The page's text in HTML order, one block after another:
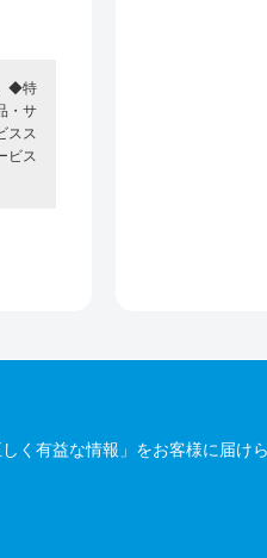
◆特
・サ
スス
ビス
有益な情報」をお客様に届け